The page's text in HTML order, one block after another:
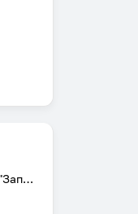
Домодедово, город Домодедово, микрорайон "Западный" ул. Талалихина д.4